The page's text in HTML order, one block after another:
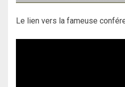
Le lien vers la fameuse